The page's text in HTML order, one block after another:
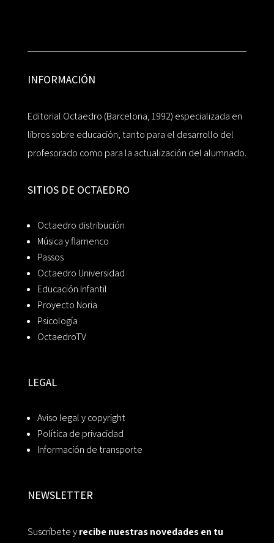
INFORMACIÓN
Editorial Octaedro (Barcelona, 1992) especializada en
libros sobre educación, tanto para el desarrollo del
profesorado como para la actualización del alumnado.
SITIOS DE OCTAEDRO
Octaedro distribución
Música y flamenco
Passos
Octaedro Universidad
Educación Infantil
Proyecto Noria
Psicología
OctaedroTV
LEGAL
Aviso legal y copyright
Política de privacidad
Información de transporte
NEWSLETTER
Suscríbete yrecibe nuestras novedades en tu